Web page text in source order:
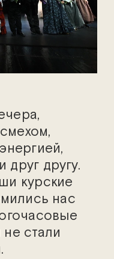
другу.
курские
нас
стали